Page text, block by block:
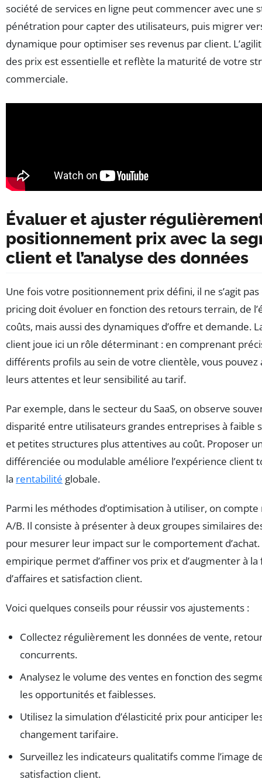
société de services en ligne peut commencer avec une
pénétration pour capter des utilisateurs, puis migrer
dynamique pour optimiser ses revenus par client.
des prix est essentielle et reflète la maturité de votre
commerciale.
Évaluer et ajuster
positionnement prix avec la
client et l’analyse des données
Une fois votre positionnement prix défini, il ne s’agit
pricing doit évoluer en fonction des retours terrain, de
coûts, mais aussi des dynamiques d’offre et demande.
client joue ici un rôle déterminant : en comprenant
différents profils au sein de votre clientèle, vous pouvez
leurs attentes et leur sensibilité au tarif.
Par exemple, dans le secteur du SaaS, on observe
disparité entre utilisateurs grandes entreprises à faible
et petites structures plus attentives au coût. Proposer
différenciée ou modulable améliore l’expérience client
la rentabilité globale.
Parmi les méthodes d’optimisation à utiliser, on
A/B. Il consiste à présenter à deux groupes similaires
pour mesurer leur impact sur le comportement
empirique permet d’affiner vos prix et d’augmenter à
d’affaires et satisfaction client.
Voici quelques conseils pour réussir vos ajustements :
Collectez régulièrement les données de vente,
concurrents.
Analysez le volume des ventes en fonction des
les opportunités et faiblesses.
Utilisez la simulation d’élasticité prix pour anticiper
changement tarifaire.
Surveillez les indicateurs qualitatifs comme l’image
satisfaction client.